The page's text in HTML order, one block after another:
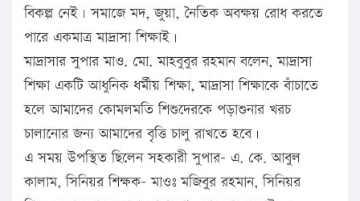
বিকল্প নেই। সমাজে মদ, জুয়া, নৈতিক অবক্ষয় রোধ করতে
পারে একমাত্র মাদ্রাসা শিক্ষাই।
মাদ্রাসার সুপার মাও. মো. মাহবুবুর রহমান বলেন, মাদ্রাসা
শিক্ষা একটি আধুনিক ধর্মীয় শিক্ষা, মাদ্রাসা শিক্ষাকে বাঁচাতে
হলে আমাদের কোমলমতি শিশুদেরকে পড়াশুনার খরচ
চালানোর জন্য আমাদের বৃত্তি চালু রাখতে হবে।
এ সময় উপস্থিত ছিলেন সহকারী সুপার- এ. কে. আবুল
কালাম, সিনিয়র শিক্ষক- মাওঃ মজিবুর রহমান, সিনিয়র